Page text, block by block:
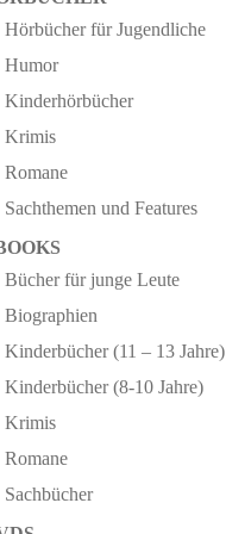
Hörbücher für Jugendliche
Humor
Kinderhörbücher
Krimis
Romane
Sachthemen und Features
Bücher für junge Leute
Biographien
Kinderbücher (11 – 13 Jahre)
Kinderbücher (8-10 Jahre)
Krimis
Romane
Sachbücher